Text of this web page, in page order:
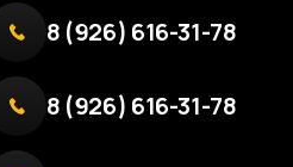
8 (926) 616-31-78
8 (926) 616-31-78